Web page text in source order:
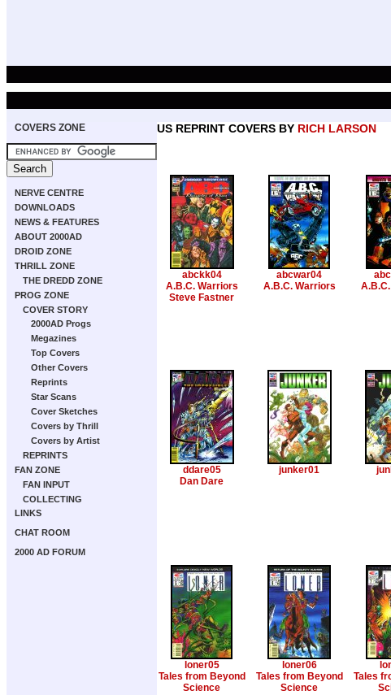
COVERS ZONE
NERVE CENTRE
DOWNLOADS
NEWS & FEATURES
ABOUT 2000AD
DROID ZONE
THRILL ZONE
THE DREDD ZONE
PROG ZONE
COVER STORY
2000AD Progs
Megazines
Top Covers
Other Covers
Reprints
Star Scans
Cover Sketches
Covers by Thrill
Covers by Artist
REPRINTS
FAN ZONE
FAN INPUT
COLLECTING
LINKS
CHAT ROOM
2000 AD FORUM
US REPRINT COVERS BY RICH LARSON
abckk04
A.B.C. Warriors
Steve Fastner
abcwar04
A.B.C. Warriors
ddare05
Dan Dare
junker01
loner05
Tales from Beyond
Science
loner06
Tales from Beyond
Science
Tales